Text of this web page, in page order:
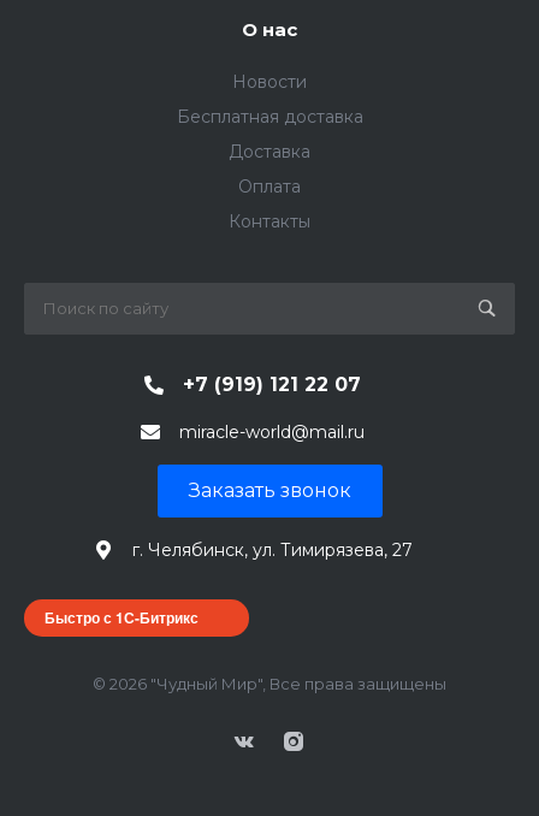
О нас
Новости
Бесплатная доставка
Доставка
Оплата
Контакты
+7 (919) 121 22 07
miracle-world@mail.ru
Заказать звонок
г. Челябинск, ул. Тимирязева, 27
Быстро с 1С-Битрикс
© 2026 "Чудный Мир", Все права защищены